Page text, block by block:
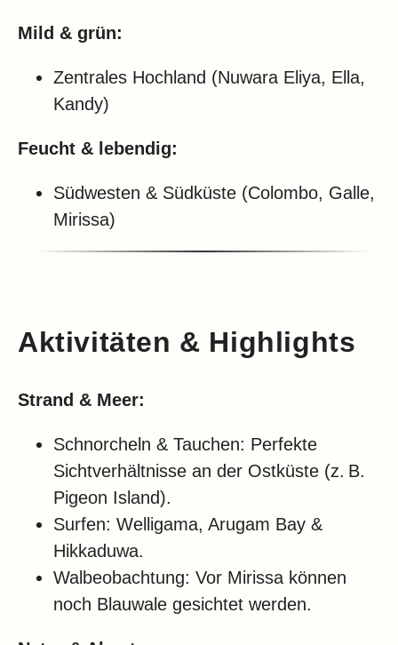
Mild & grün:
Zentrales Hochland (Nuwara Eliya, Ella,
Kandy)
Feucht & lebendig:
Südwesten & Südküste (Colombo, Galle,
Mirissa)
Aktivitäten & Highlights
Strand & Meer:
Schnorcheln & Tauchen: Perfekte
Sichtverhältnisse an der Ostküste (z. B.
Pigeon Island).
Surfen: Welligama, Arugam Bay &
Hikkaduwa.
Walbeobachtung: Vor Mirissa können
noch Blauwale gesichtet werden.